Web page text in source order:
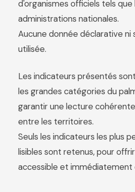
d'organismes officiels tels que
administrations nationales.
Aucune donnée déclarative ni
utilisée.
Les indicateurs présentés
les grandes catégories du
garantir une lecture
entre les territoires.
Seuls les indicateurs les plus
lisibles sont retenus, pour
accessible et immédiatement